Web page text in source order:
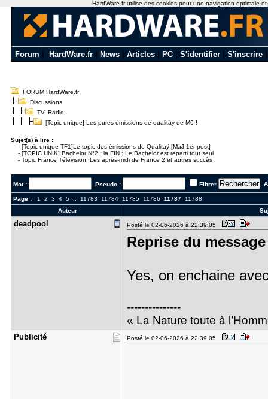
Forum HardWare.fr News Articles PC S'identifier S'inscrire
FORUM HardWare.fr
Discussions
TV, Radio
[Topic unique] Les pures émissions de qualitäy de M6 !
Sujet(s) à lire :
- [Topic unique TF1]Le topic des émissions de Qualitaÿ [MaJ 1er post]
- [TOPIC UNIK] Bachelor N°2 : la FIN : Le Bachelor est reparti tout seul
- Topic France Télévision: Les après-midi de France 2 et autres succès .
Mot : Pseudo : Filtrer
Page : 1 2 3 4 5.. 11783 11784 11785 11786 11787
11788
Auteur
deadpool Posté le 02-06-2026 à 22:39:05
Reprise du
Yes, on enchaine
---------------
« La Nature toute à
Publicité Posté le 02-06-2026 à 22:39:05
HardWare.fr utilise des cookies pour une navigation optimale